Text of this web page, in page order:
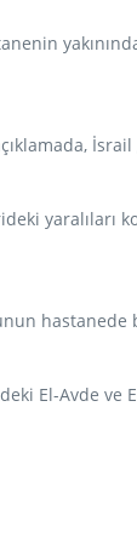
yaralıları
hastanede
El-Avde